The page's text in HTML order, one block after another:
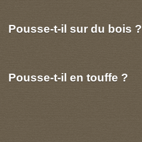
Pousse-t-il sur du bois ?
Pousse-t-il en touffe ?